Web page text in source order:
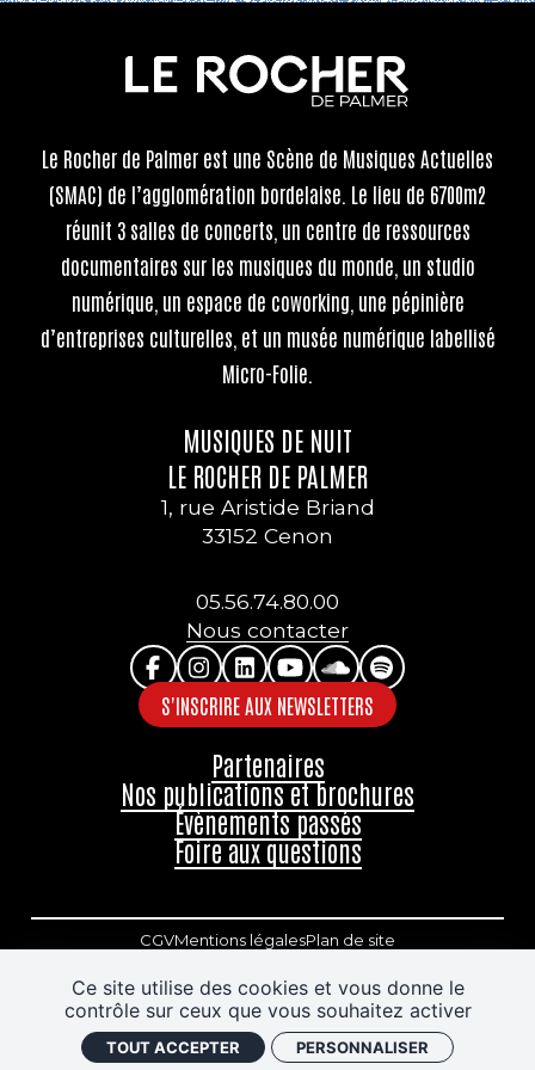
Ce site utilise des cookies et vous donne le
contrôle sur ceux que vous souhaitez activer
TOUT ACCEPTER PERSONNALISER
Le Rocher de Palmer est une Scène de Musiques Actuelles
(SMAC) de l’agglomération bordelaise. Le lieu de 6700m2
réunit 3 salles de concerts, un centre de ressources
documentaires sur les musiques du monde, un studio
numérique, un espace de coworking, une pépinière
d’entreprises culturelles, et un musée numérique labellisé
Micro-Folie.
MUSIQUES DE NUIT
LE ROCHER DE PALMER
1, rue Aristide Briand
33152 Cenon
05.56.74.80.00
Nous contacter
S'INSCRIRE AUX NEWSLETTERS
Partenaires
Nos publications et brochures
Évènements passés
Foire aux questions
CGVMentions légalesPlan de site
Accessibilité : partiellement conforme
Politique de confidentialitéJ'ai un code promo
Retrouver vos commandes